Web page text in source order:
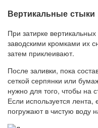
Вертикальные стыки
При затирке
заводскими кромками их
затем приклеивают.
После заливки, пока
сеткой серпянки или
нужно для того, чтобы на
Если используется
погружают в чистую воду